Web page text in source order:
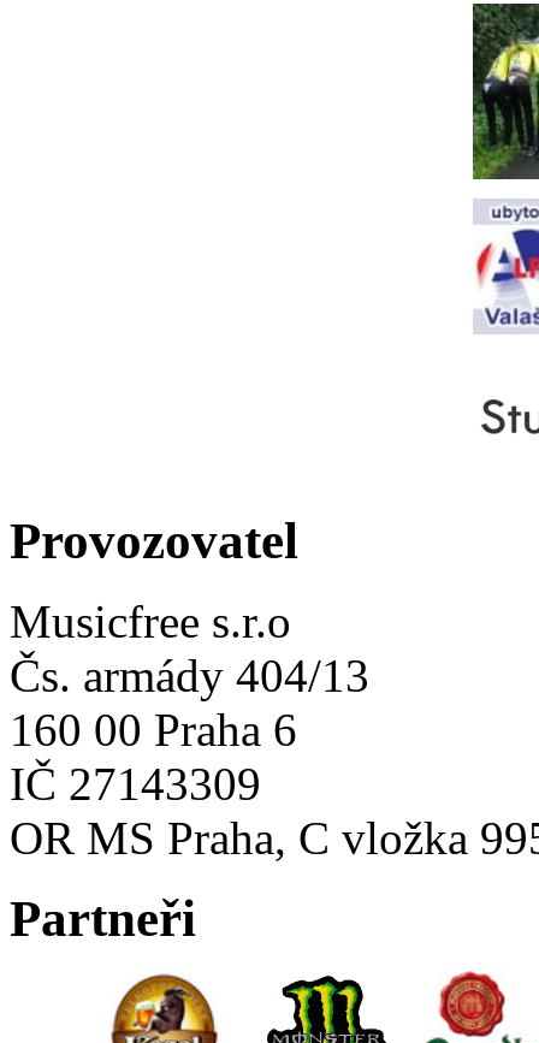
Provozovatel
Musicfree s.r.o
Čs. armády 404/13
160 00 Praha 6
IČ 27143309
OR MS Praha, C vložka
Partneři